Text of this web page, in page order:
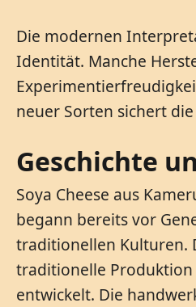
Die modernen
Identität. Manche
neuer Sorten sichert
Geschichte
Soya Cheese aus
begann bereits vor
traditionellen Kulturen.
traditionelle Produktion
entwickelt. Die